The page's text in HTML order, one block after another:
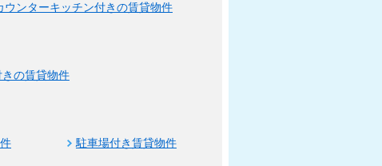
ウンターキッチン付きの賃貸物件
の賃貸物件
駐車場付き賃貸物件